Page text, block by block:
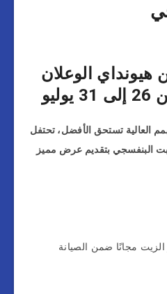
هيونداي الوعلان
العالية تستحق الأفضل، تحتفل
البنفسجي بتقديم عرض مميز
مجانًا ضمن الصيانة